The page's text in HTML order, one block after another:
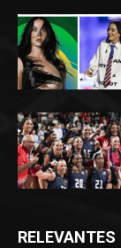
RELEVANTES